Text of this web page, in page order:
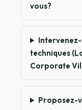
vous?
techniques
Corporate
Proposez-